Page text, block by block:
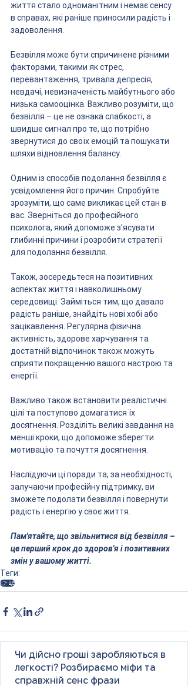
життя стало одноманітним і немає сенсу
в справах, які раніше приносили радість і
задоволення.
Безвілля може бути спричинене різними
факторами, такими як стрес,
перевантаження, тривала депресія,
невдачі, невизначеність майбутнього або
низька самооцінка. Важливо розуміти, що
безвілля – це не ознака слабкості, а
швидше сигнал про те, що потрібно
звернутися до своїх емоцій та пошукати
шляхи відновлення балансу.
Одним із способів подолання безвілля є
усвідомлення його причин. Спробуйте
зрозуміти, що саме викликає цей стан в
вас. Зверніться до професійного
психолога, який допоможе з'ясувати
глибинні причини і розробити стратегії
для подолання безвілля.
Також, зосередьтеся на позитивних
аспектах життя і навколишньому
середовищі. Займіться тим, що давало
радість раніше, знайдіть нові хобі або
зацікавлення. Регулярна фізична
активність, здорове харчування та
достатній відпочинок також можуть
сприяти покращенню вашого настрою та
енергії.
Важливо також встановити реалістичні
цілі та поступово домагатися їх
досягнення. Розділіть великі завдання на
менші кроки, що допоможе зберегти
мотивацію та почуття досягнення.
Наслідуючи ці поради та, за необхідності,
залучаючи професійну підтримку, ви
зможете подолати безвілля і повернути
радість і енергію у своє життя.
Пам'ятайте, що звільнитися від безвілля –
це перший крок до здоров'я і позитивних
змін у вашому житті.
Теги:
👉 це
Чи дійсно гроші заробляються в
легкості? Розбираємо міфи та
справжній сенс фрази